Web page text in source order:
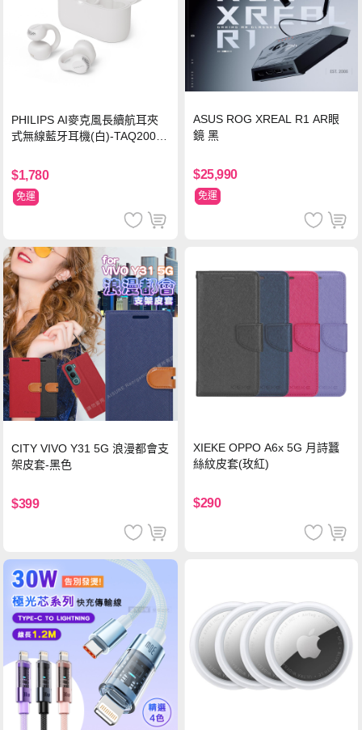
PHILIPS AI麥克風長續航耳夾
式無線藍牙耳機(白)-TAQ2000
$1,780
免運
ASUS ROG XREAL R1 AR眼
鏡 黑
$25,990
免運
CITY VIVO Y31 5G 浪漫都會支
架皮套-黑色
$399
XIEKE OPPO A6x 5G 月詩蠶
絲紋皮套(玫紅)
$290